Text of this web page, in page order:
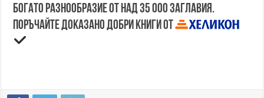
Богато разнообразие от над 35 000 заглавия.
Поръчайте доказано добри книги от